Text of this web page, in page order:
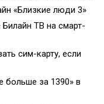
«Близкие люди 3»
ТВ на смарт-
сим-карту, если
больше за 1390» в